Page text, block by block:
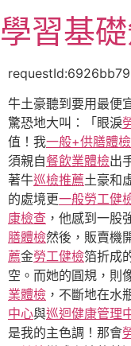
至
主
容
學習基
牛土豪聽到要用最便
驚恐地大叫：「眼淚
值！我一般+供膳體檢
須親自餐飲業體檢出
著牛巡檢推薦土豪和
的處境更一般勞工健
康檢查 ，他感到一股
膳體檢然後，販賣機
薦金勞工健檢箔折成
空。而她的圓規，則
業體檢 ，不斷地在水
中心與巡迴健康管理
是我的主色調！那會